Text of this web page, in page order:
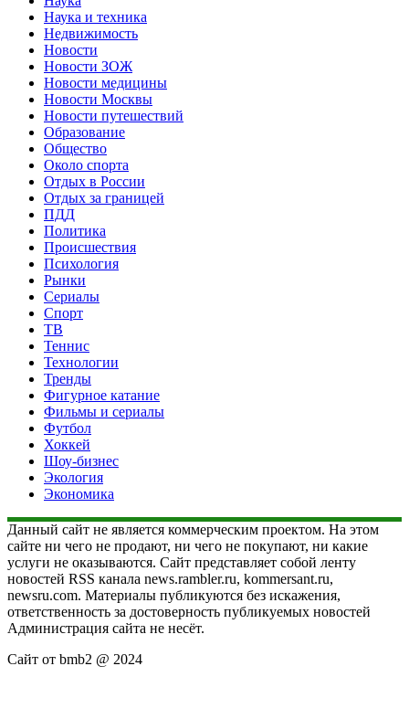
Наука и техника
Недвижимость
Новости
Новости ЗОЖ
Новости медицины
Новости Москвы
Новости путешествий
Образование
Общество
Около спорта
Отдых в России
Отдых за границей
ПДД
Политика
Происшествия
Психология
Рынки
Сериалы
Спорт
ТВ
Теннис
Технологии
Тренды
Фигурное катание
Фильмы и сериалы
Футбол
Хоккей
Шоу-бизнес
Экология
Экономика
Данный сайт не является коммерческим проектом. На этом
сайте ни чего не продают, ни чего не покупают, ни какие
услуги не оказываются. Сайт представляет собой ленту
новостей RSS канала news.rambler.ru, kommersant.ru,
newsru.com. Материалы публикуются без искажения,
ответственность за достоверность публикуемых новостей
Администрация сайта не несёт.
Сайт от bmb2 @ 2024